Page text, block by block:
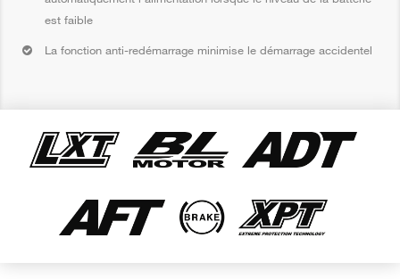
est faible
La fonction anti-redémarrage minimise le démarrage accidentel